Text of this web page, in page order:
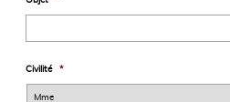
Civilité *